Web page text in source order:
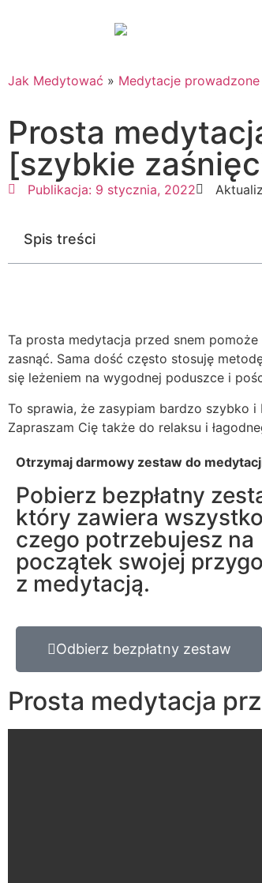
Jak Medytować » Medytacje prowadzone
Prosta
[szybkie
Publikacja: 9 stycznia, 2022
Spis treści
Ta prosta medytacja przed snem
zasnąć. Sama dość często stosuję
się leżeniem na wygodnej poduszce i
To sprawia, że zasypiam bardzo szybko
Zapraszam Cię także do relaksu i
Otrzymaj darmowy zestaw do
Pobierz bezpłatny
który zawiera
czego potrzebujesz na
początek swojej
z medytacją.
Odbierz bezpłatny zestaw
Prosta medytacja